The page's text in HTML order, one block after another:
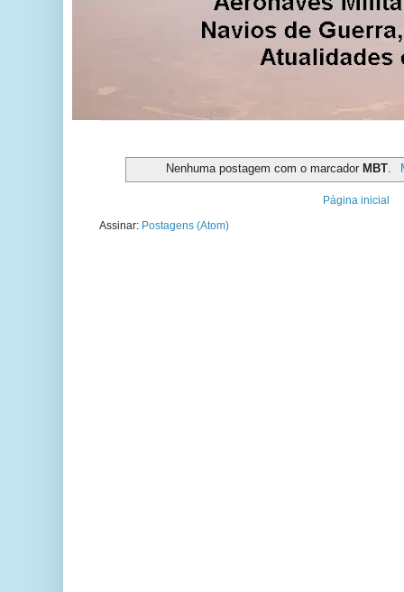
Nenhuma postagem com o marcador MBT
Página inicial
Assinar: Postagens (Atom)